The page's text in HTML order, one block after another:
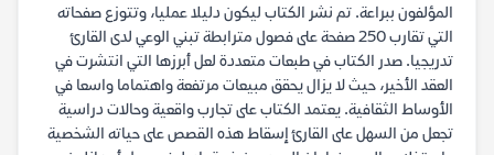
المؤلفون ببراعة. تم نشر الكتاب ليكون دليلا عمليا، وتتوزع صفحاته
التي تقارب 250 صفحة على فصول مترابطة تبني الوعي لدى القارئ
تدريجيا. صدر الكتاب في طبعات متعددة لعل أبرزها التي انتشرت في
العقد الأخير، حيث لا يزال يحقق مبيعات مرتفعة واهتماما واسعا في
الأوساط الثقافية. يعتمد الكتاب على تجارب واقعية وحالات دراسية
تجعل من السهل على القارئ إسقاط هذه القصص على حياته الشخصية